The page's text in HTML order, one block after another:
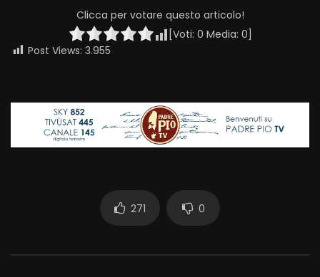
Clicca per votare questo articolo!
[Voti: 0 Media: 0]
Post Views: 3.955
271 0